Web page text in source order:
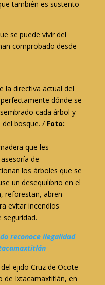
también es sustento
se puede vivir del
comprobado desde
la directiva actual del
dónde se
cada árbol y
bosque. / Foto:
que les
de
los árboles que se
un desequilibrio en el
reforestan, abren
evitar incendios
seguridad.
reconoce ilegalidad
ejido Cruz de Ocote
de Ixtacamaxtitlán, en